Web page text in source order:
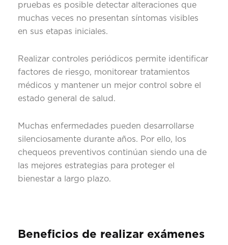
pruebas es posible detectar alteraciones que
muchas veces no presentan síntomas visibles
en sus etapas iniciales.
Realizar controles periódicos permite identificar
factores de riesgo, monitorear tratamientos
médicos y mantener un mejor control sobre el
estado general de salud.
Muchas enfermedades pueden desarrollarse
silenciosamente durante años. Por ello, los
chequeos preventivos continúan siendo una de
las mejores estrategias para proteger el
bienestar a largo plazo.
Beneficios de realizar exámenes